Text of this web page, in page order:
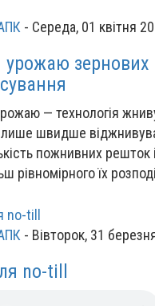
- Середа, 01 квітня
зернових
— технологія
швидше
пожнивних решток
рівномірного їх
- Вівторок, 31
no-till